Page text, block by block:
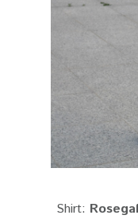
Shirt: Rosegal